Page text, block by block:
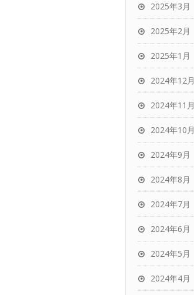
2025年3月
2025年2月
2025年1月
2024年12月
2024年11月
2024年10月
2024年9月
2024年8月
2024年7月
2024年6月
2024年5月
2024年4月